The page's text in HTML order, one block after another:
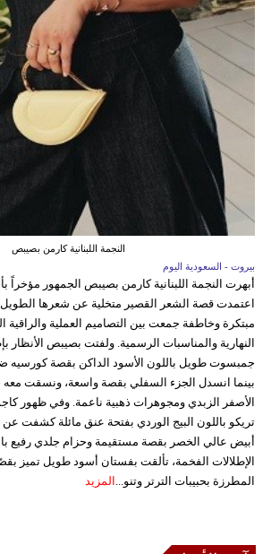
النجمة اللبنانية كارمن بصيبص
بيروت - السعودية اليوم
أبهرت النجمة اللبنانية كارمن بصيبص الجمهور
اعتمدت قصة الشعر القصير متخلية عن شعرها الطويل
مبتكرة وخاطفة جمعت بين التصاميم العملية والراقية
النهارية والمناسبات الرسمية. ولفتت بصيبص الأنظار
جمبسوت طويل باللون الأسود الداكن بقصة كورسيه
بينما انسدل الجزء السفلي بقصة واسعة، ونسقت معه
الأصفر الزبدي ومجوهرات ذهبية ناعمة. وفي ظهور
تريكو باللون البيج الوردي بفتحة عنق مائلة كشفت عن
أبيض عالي الخصر بقصة مستقيمة وحزام جلدي رفيع
الإطلالات الفخمة، تألقت بفستان أسود طويل تميز
المطرزة بحبيبات الترتر وتنو... المزيد